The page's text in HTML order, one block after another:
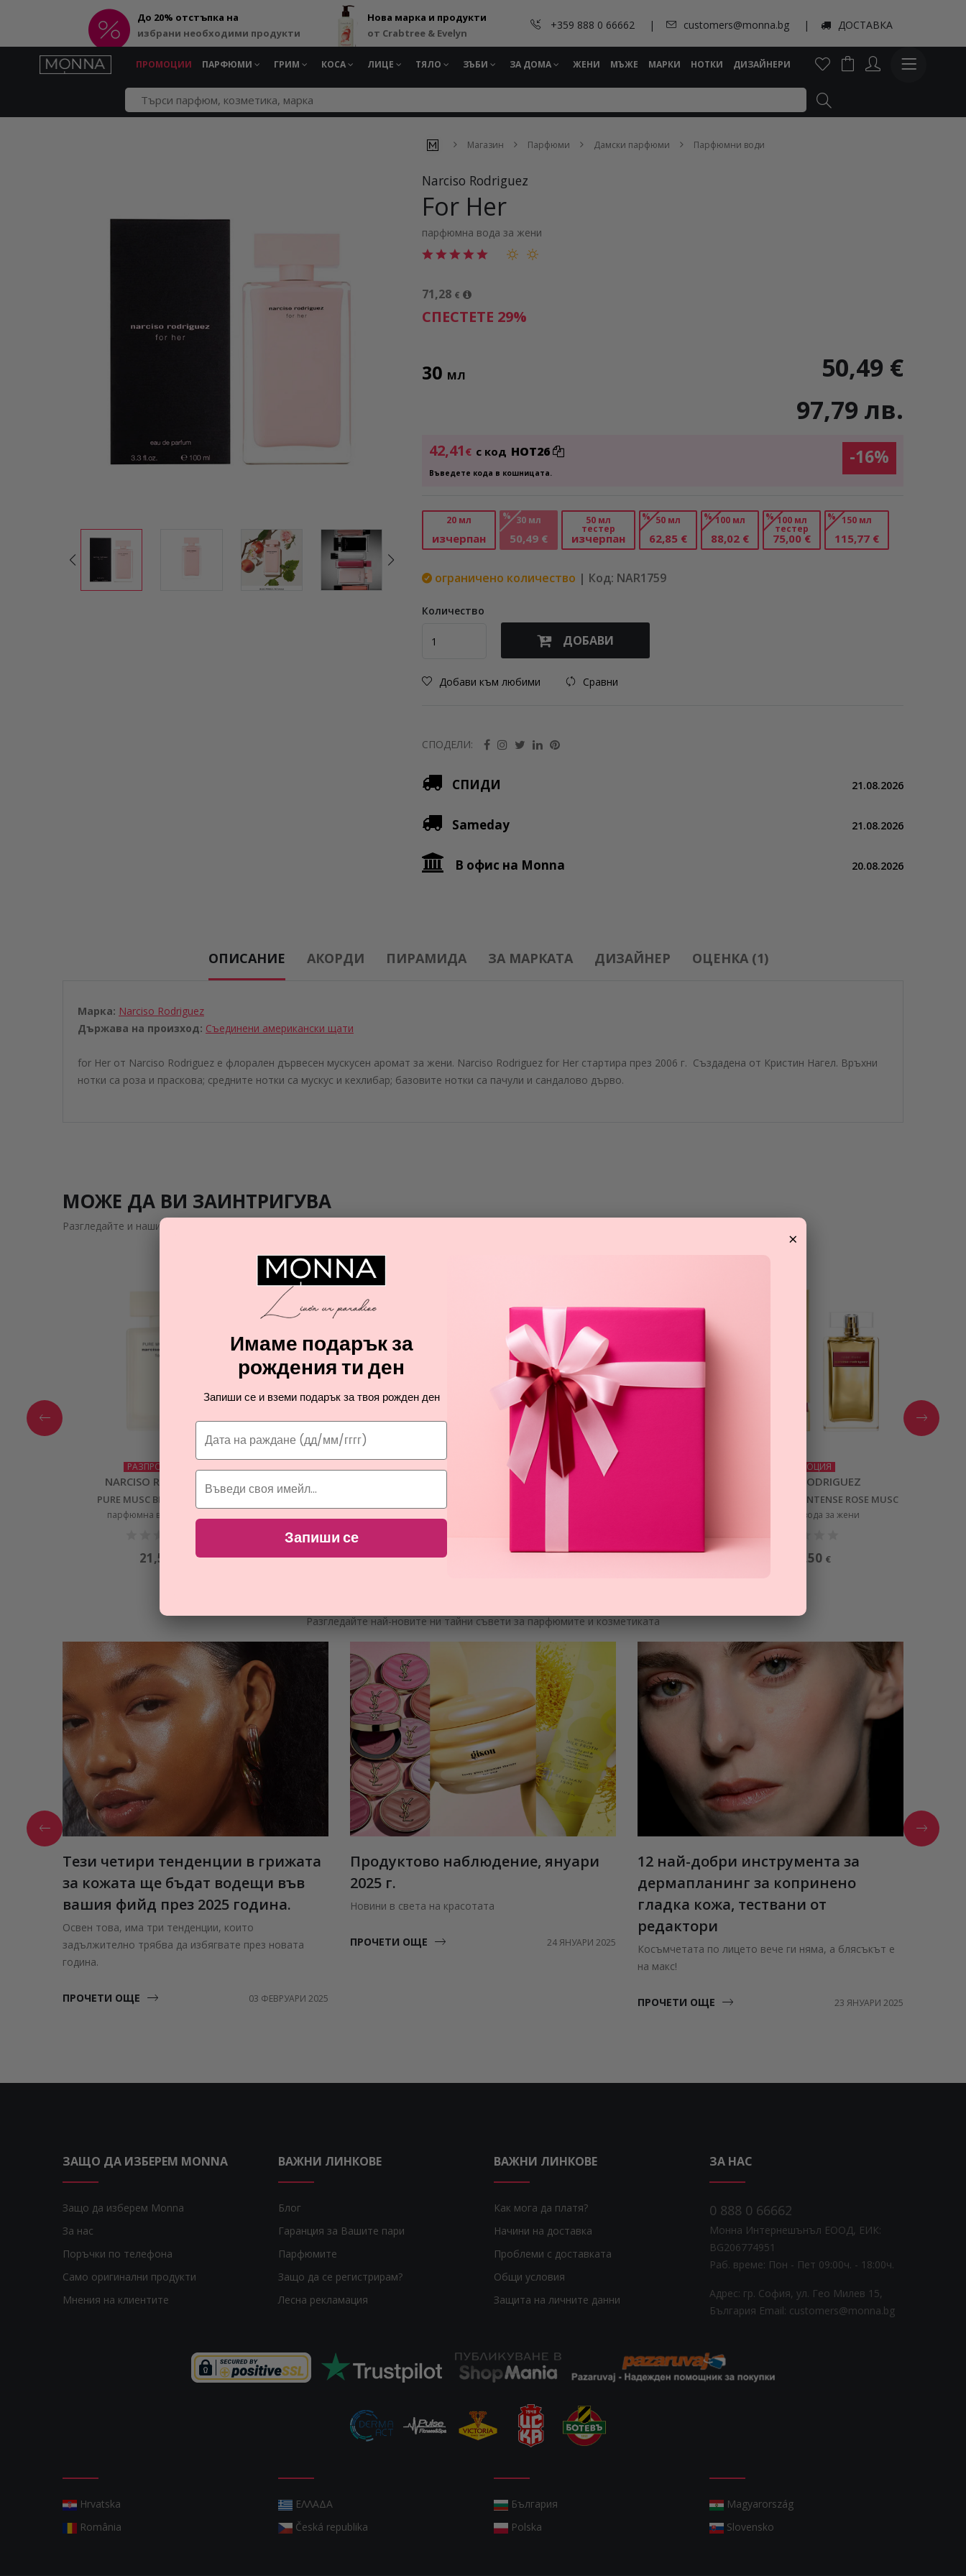
До 20% отстъпка на
избрани необходими продукти
Нова марка и продукти
от Crabtree & Evelyn
+359 888 0 66662 customers@monna.bg ДОСТАВКА
ПРОМОЦИИ ПАРФЮМИ ГРИМ КОСА ЛИЦЕ ТЯЛО ЗЪБИ ЗА ДОМА ЖЕНИ МЪЖЕ МАРКИ НОТКИ ДИЗАЙНЕРИ
Магазин Парфюми Дамски парфюми Парфюмни води
Narciso Rodriguez
For Her
парфюмна вода за жени
71,28 €
СПЕСТЕТЕ 29%
30 МЛ
50,49 €
97,79 лв.
42,41 € с код HOT26
Въведете кода в кошницата.
-16%
20 мл
изчерпан
% 30 мл
50,49 €
50 мл
тестер
изчерпан
% 50 мл
62,85 €
% 100 мл
88,02 €
% 100 мл
тестер
75,00 €
% 150 мл
115,77 €
ограничено количество | Код: NAR1759
Количество
ДОБАВИ
Добави към любими Сравни
СПОДЕЛИ:
СПИДИ 21.08.2026
Sameday 21.08.2026
В офис на Monna 20.08.2026
ОПИСАНИЕ АКОРДИ ПИРАМИДА ЗА МАРКАТА ДИЗАЙНЕР ОЦЕНКА (1)
Марка: Narciso Rodriguez
Държава на произход: Съединени американски щати
for Her от Narciso Rodriguez е флорален дървесен мускусен аромат за жени. Narciso Rodriguez for Her стартира през 2006 г. Създадена от Кристин Нагел. Връхни
нотки са роза и праскова; средните нотки са мускус и кехлибар; базовите нотки са пачули и сандалово дърво.
МОЖЕ ДА ВИ ЗАИНТРИГУВА
Разгледайте и нашите подобни предложения
РАЗПРОДАЖБА
NARCISO RODRIGUEZ
PURE MUSC BLANC FOR HER
парфюмна вода за жени
21,51 46,26 €
ПРОМОЦИЯ
NARCISO RODRIGUEZ
126,00
ПРОМОЦИЯ
NARCISO RODRIGUEZ
MUSC COLLECTION INTENSE ROSE MUSC
парфюмна вода за жени
118,50 €
Разгледайте най-новите ни тайни съвети за парфюмите и козметиката
Тези четири тенденции в грижата
за кожата ще бъдат водещи във
вашия фийд през 2025 година.
Освен това, има три тенденции, които
задължително трябва да избягвате през новата
година.
ПРОЧЕТИ ОЩЕ 03 ФЕВРУАРИ 2025
Продуктово наблюдение, януари
2025 г.
Новини в света на красотата
ПРОЧЕТИ ОЩЕ 24 ЯНУАРИ 2025
12 най-добри инструмента за
дермапланинг за копринено
гладка кожа, тествани от
редактори
Косъмчетата по лицето вече ги няма, а блясъкът е
на макс!
ПРОЧЕТИ ОЩЕ 23 ЯНУАРИ 2025
ЗАЩО ДА ИЗБЕРЕМ MONNA
Защо да изберем Monna
За нас
Поръчки по телефона
Само оригинални продукти
Мнения на клиентите
ВАЖНИ ЛИНКОВЕ
Блог
Гаранция за Вашите пари
Парфюмите
Защо да се регистрирам?
Лесна рекламация
ВАЖНИ ЛИНКОВЕ
Как мога да платя?
Начини на доставка
Проблеми с доставката
Общи условия
Защита на личните данни
ЗА НАС
0 888 0 66662
Монна Интернешънъл ЕООД, ЕИК:
BG206774951
Раб. време: Пoн - Пет 09:00ч. - 18:00ч.
Адрес: гр. София, ул. Гео Милев 15,
България Email: customers@monna.bg
Hrvatska
România
ΕΛΛΑΔΑ
Česká republika
България
Polska
Magyarország
Slovensko
×
Имаме подарък за
рождения ти ден
Запиши се и вземи подарък за твоя рожден ден
Запиши се